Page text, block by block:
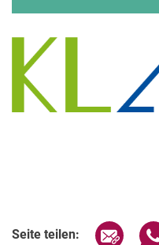
Seite teilen: